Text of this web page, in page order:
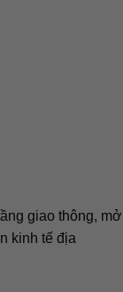
giao thông, mở
kinh tế địa